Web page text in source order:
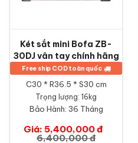
Két sắt mini Bofa ZB-
30DJ vân tay chính hãng
Free ship COD toàn quốc
C30 * R36.5 * S30 cm
Trọng lượng: 16kg
Bảo Hành: 36 Tháng
Giá: 5,400,000 đ
6,400,000 đ